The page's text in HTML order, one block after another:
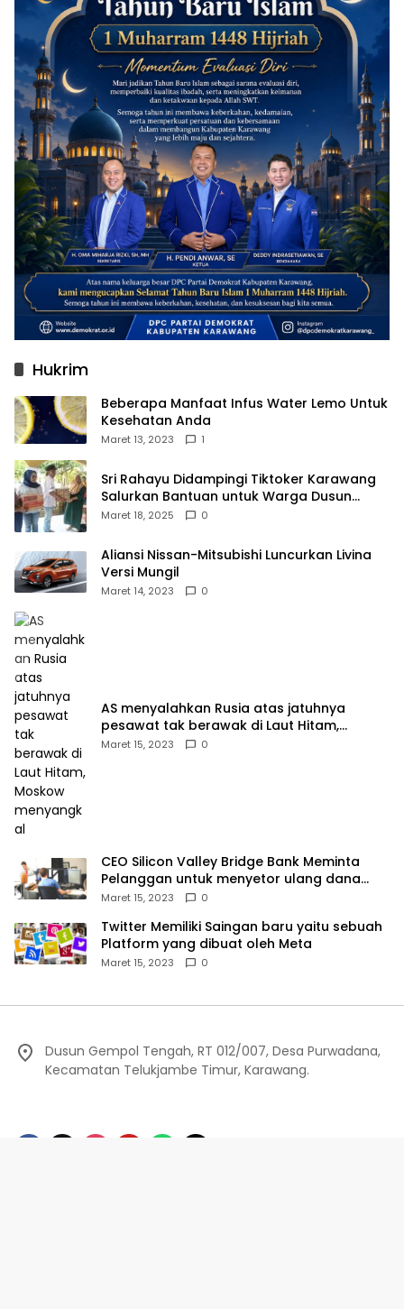
Hukrim
Beberapa Manfaat Infus Water Lemo Untuk
Kesehatan Anda
Maret 13, 2023 1
Sri Rahayu Didampingi Tiktoker Karawang
Salurkan Bantuan untuk Warga Dusun
Kampek Desa Karangligar
Maret 18, 2025 0
Aliansi Nissan-Mitsubishi Luncurkan Livina
Versi Mungil
Maret 14, 2023 0
AS menyalahkan Rusia atas jatuhnya
pesawat tak berawak di Laut Hitam,
Moskow menyangkal
Maret 15, 2023 0
CEO Silicon Valley Bridge Bank Meminta
Pelanggan untuk menyetor ulang dana
Mereka
Maret 15, 2023 0
Twitter Memiliki Saingan baru yaitu sebuah
Platform yang dibuat oleh Meta
Maret 15, 2023 0
Dusun Gempol Tengah, RT 012/007, Desa Purwadana,
Kecamatan Telukjambe Timur, Karawang.